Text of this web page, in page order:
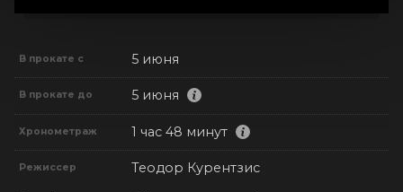
В прокате с 5 июня
В прокате до 5 июня
Хронометраж 1 час 48 минут
Режиссер Теодор Курентзис